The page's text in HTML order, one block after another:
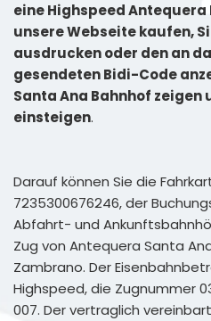
eine Highspeed
unsere Webseite kaufen,
ausdrucken oder den an
gesendeten Bidi-Code
Santa Ana Bahnhof zeigen
einsteigen.
Darauf können Sie die
7235300676246, der
Abfahrt- und
Zug von Antequera Santa
Zambrano. Der
Highspeed, die Zugnummer
007. Der vertraglich